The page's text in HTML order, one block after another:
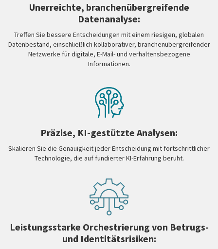
Unerreichte, branchenübergreifende
Datenanalyse:
Treffen Sie bessere Entscheidungen mit einem riesigen, globalen
Datenbestand, einschließlich kollaborativer, branchenübergreifender
Netzwerke für digitale, E-Mail- und verhaltensbezogene
Informationen.
Präzise, KI-gestützte Analysen:
Skalieren Sie die Genauigkeit jeder Entscheidung mit fortschrittlicher
Technologie, die auf fundierter KI-Erfahrung beruht.
Leistungsstarke Orchestrierung von Betrugs-
und Identitätsrisiken: